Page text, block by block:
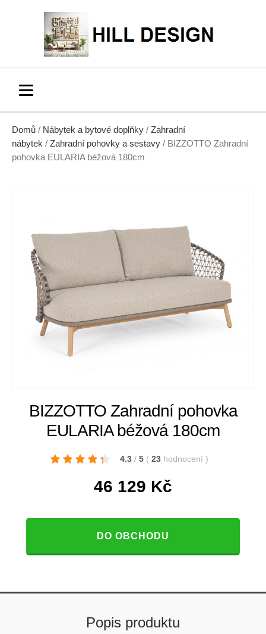
Domů / Nábytek a bytové doplňky / Zahradní
nábytek / Zahradní pohovky a sestavy / BIZZOTTO Zahradní
pohovka EULARIA béžová 180cm
BIZZOTTO Zahradní pohovka
EULARIA béžová 180cm
4.3 / 5 ( 23 hodnocení )
46 129 Kč
DO OBCHODU
Popis produktu